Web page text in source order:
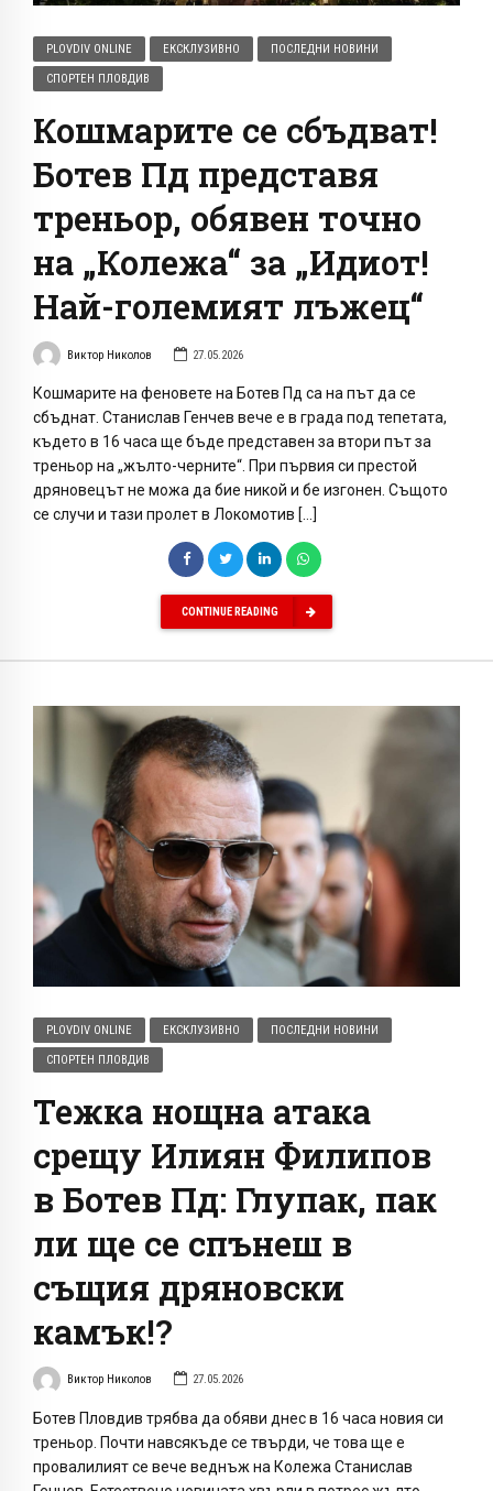
PLOVDIV ONLINE ЕКСКЛУЗИВНО ПОСЛЕДНИ НОВИНИ
СПОРТЕН ПЛОВДИВ
Кошмарите се сбъдват!
Ботев Пд представя
треньор, обявен точно
на „Колежа“ за „Идиот!
Най-големият лъжец“
Виктор Николов 27.05.2026
Кошмарите на феновете на Ботев Пд са на път да се
сбъднат. Станислав Генчев вече е в града под тепетата,
където в 16 часа ще бъде представен за втори път за
треньор на „жълто-черните“. При първия си престой
дряновецът не можа да бие никой и бе изгонен. Същото
се случи и тази пролет в Локомотив […]
CONTINUE READING
PLOVDIV ONLINE ЕКСКЛУЗИВНО ПОСЛЕДНИ НОВИНИ
СПОРТЕН ПЛОВДИВ
Тежка нощна атака
срещу Илиян Филипов
в Ботев Пд: Глупак, пак
ли ще се спънеш в
същия дряновски
камък!?
Виктор Николов 27.05.2026
Ботев Пловдив трябва да обяви днес в 16 часа новия си
треньор. Почти навсякъде се твърди, че това ще е
провалилият се вече веднъж на Колежа Станислав